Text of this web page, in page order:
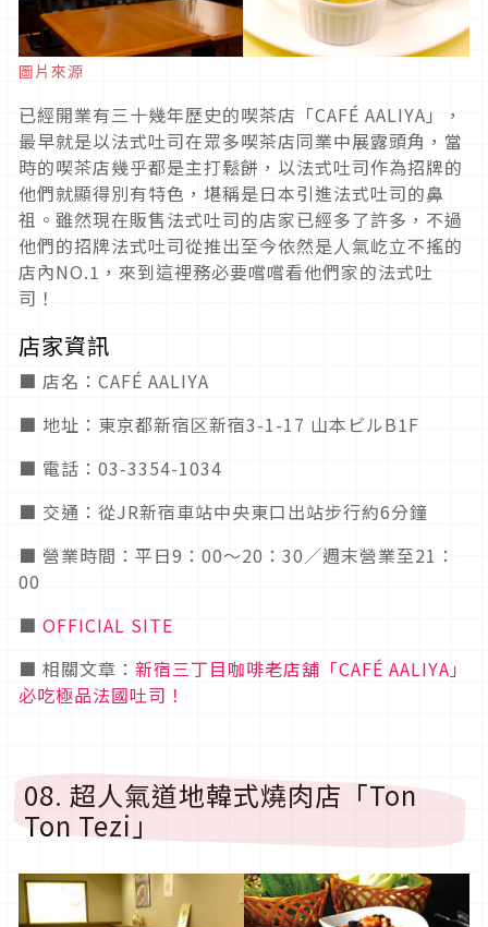
圖片來源
已經開業有三十幾年歷史的喫茶店「CAFÉ AALIYA」，
最早就是以法式吐司在眾多喫茶店同業中展露頭角，當
時的喫茶店幾乎都是主打鬆餅，以法式吐司作為招牌的
他們就顯得別有特色，堪稱是日本引進法式吐司的鼻
祖。雖然現在販售法式吐司的店家已經多了許多，不過
他們的招牌法式吐司從推出至今依然是人氣屹立不搖的
店內NO.1，來到這裡務必要嚐嚐看他們家的法式吐
司！
店家資訊
■ 店名：CAFÉ AALIYA
■ 地址：東京都新宿区新宿3-1-17 山本ビルB1F
■ 電話：03-3354-1034
■ 交通：從JR新宿車站中央東口出站步行約6分鐘
■ 營業時間：平日9：00～20：30／週末營業至21：
00
■ OFFICIAL SITE
■ 相關文章： 新宿三丁目咖啡老店舖「CAFÉ AALIYA」
必吃極品法國吐司！
08. 超人氣道地韓式燒肉店「Ton
Ton Tezi」